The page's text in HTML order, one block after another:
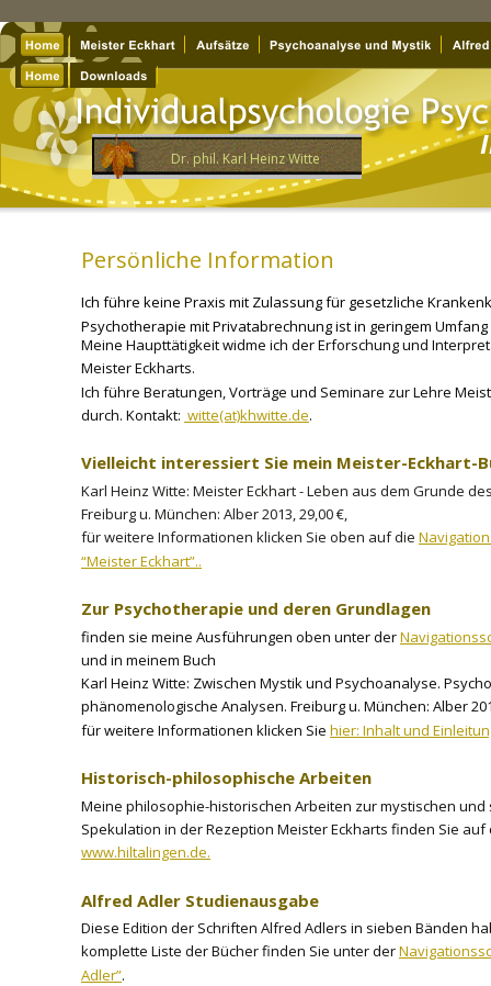
Persönliche Information
Ich führe keine Praxis mit Zulassung für gesetzliche
Psychotherapie mit Privatabrechnung ist in geringem Umfang
Meine Haupttätigkeit widme ich der Erforschung und
Meister Eckharts.
Ich führe Beratungen, Vorträge und Seminare zur Lehre
durch. Kontakt: witte(at)khwitte.de.
Vielleicht interessiert Sie mein Meister-Eckhart-
Karl Heinz Witte: Meister Eckhart - Leben aus dem Grunde
Freiburg u. München: Alber 2013, 29,00 €,
für weitere Informationen klicken Sie oben auf die
“Meister Eckhart”..
Zur Psychotherapie und deren Grundlagen
finden sie meine Ausführungen oben unter der
und in meinem Buch
Karl Heinz Witte: Zwischen Mystik und Psychoanalyse.
phänomenologische Analysen. Freiburg u. München: Alber
für weitere Informationen klicken Sie hier: Inhalt und
Historisch-philosophische Arbeiten
Meine philosophie-historischen Arbeiten zur mystischen
Spekulation in der Rezeption Meister Eckharts finden Sie
www.hiltalingen.de.
Alfred Adler Studienausgabe
Diese Edition der Schriften Alfred Adlers in sieben Bänden
komplette Liste der Bücher finden Sie unter der
Adler”.
Dr. phil. Karl Heinz Witte